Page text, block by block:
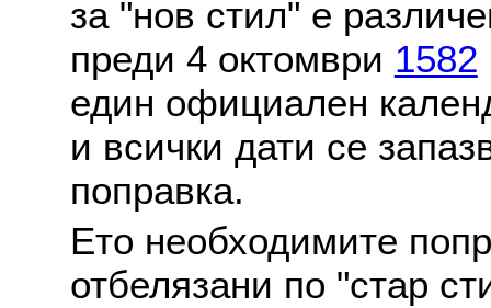
за "нов стил" е
преди 4 октомври 1582
един официален
и всички дати се
поправка.
Ето необходимите
отбелязани по "стар